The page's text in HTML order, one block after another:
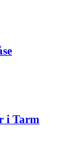
i Tarm